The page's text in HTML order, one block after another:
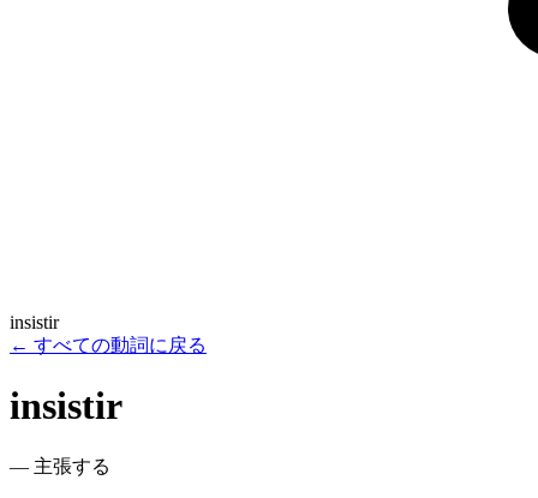
insistir
← すべての動詞に戻る
insistir
— 主張する